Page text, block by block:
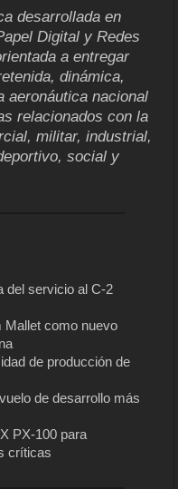
desarrollada en
Digital y Redes
a entregar
dinámica,
aeronáutica nacional
relacionados con la
militar, industrial,
social y
del servicio al C-2
Mallet como nuevo
de producción de
de desarrollo más
PX-100 para
críticas